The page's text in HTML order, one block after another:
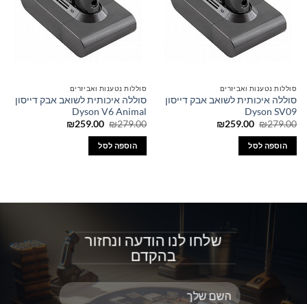
סוללות נטענות ואביזרים
סוללה איכותית לשואב אבק דייסון
Dyson SV09
₪279.00
המחיר
היה:
₪279.00.
₪259.00
המחיר
הוספה לסל
סוללות נטענות ואביזרים
סוללה איכותית לשואב אבק דייסון
Dyson V6 Animal
₪279.00
המחיר
היה:
₪279.00.
₪259.00
המחיר
הוספה לסל
שלחו לנו הודעה ונחזור
בהקדם